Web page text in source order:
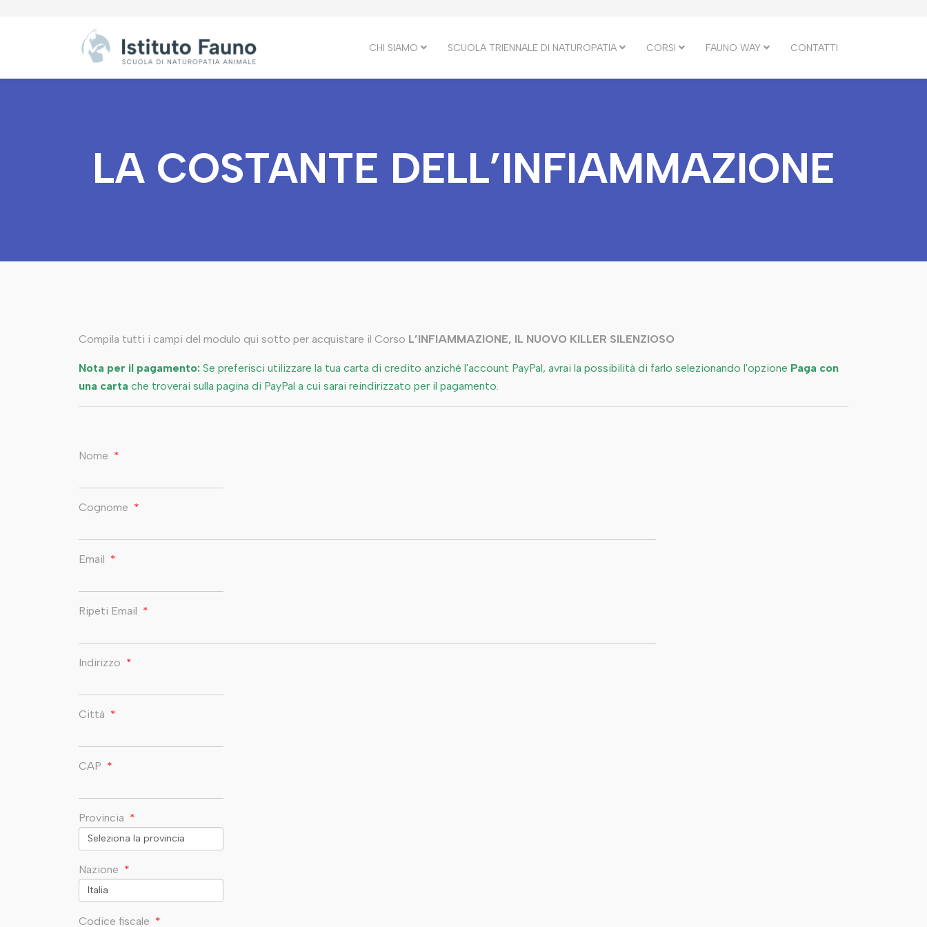
CHI SIAMO SCUOLA TRIENNALE DI NATUROPATIA CORSI FAUNO WAY CONTATTI
LA COSTANTE DELL’INFIAMMAZIONE
Compila tutti i campi del modulo qui sotto per acquistare il Corso L’INFIAMMAZIONE, IL NUOVO KILLER SILENZIOSO
Nota per il pagamento: Se preferisci utilizzare la tua carta di credito anziché l'account PayPal, avrai la possibilità di farlo selezionando l'opzione Paga con
una carta che troverai sulla pagina di PayPal a cui sarai reindirizzato per il pagamento.
Nome *
Cognome *
Email *
Ripeti Email *
Indirizzo *
Città *
CAP *
Provincia *
Nazione *
Codice fiscale *